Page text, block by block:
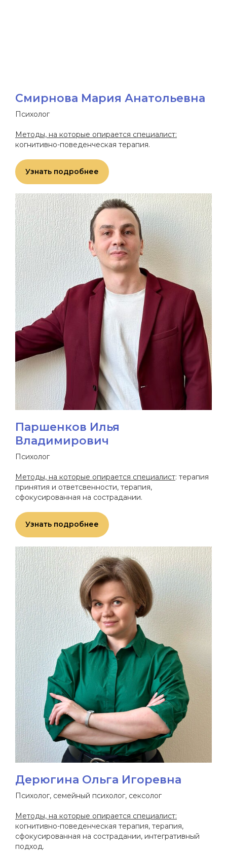
Смирнова Мария Анатольевна
Психолог
Методы, на которые опирается специалист:
когнитивно-поведенческая терапия.
Узнать подробнее
Паршенков Илья
Владимирович
Психолог
Методы, на которые опирается специалист: терапия
принятия и ответсвенности, терапия,
сфокусированная на сострадании.
Узнать подробнее
Дерюгина Ольга Игоревна
Психолог, семейный психолог, сексолог
Методы, на которые опирается специалист:
когнитивно-поведенческая терапия, терапия,
сфокусированная на сострадании, интегративный
подход.
ОГРН 324547600179002
2024. Все права защищены
ЦЕНТР ПСИХОЛОГИИ
КЛИЕНТАМ
ИНФОРМАЦИЯ
Заказать звонок
о центре
принципы работы
методы работы
этапы работы
выбрать психолога
вопрос-ответ
для бизнеса
для психологов
конфиденциальности